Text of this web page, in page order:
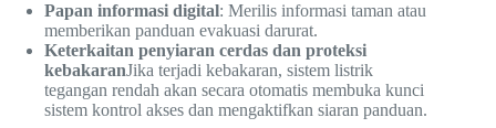
Papan informasi digital: Merilis informasi taman atau
memberikan panduan evakuasi darurat.
Keterkaitan penyiaran cerdas dan proteksi
kebakaranJika terjadi kebakaran, sistem listrik
tegangan rendah akan secara otomatis membuka kunci
sistem kontrol akses dan mengaktifkan siaran panduan.